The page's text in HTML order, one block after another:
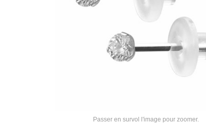
Passer en survol l'image pour zoomer.